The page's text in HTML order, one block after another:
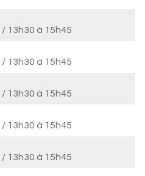
/ 13h30 à 15h45
/ 13h30 à 15h45
/ 13h30 à 15h45
/ 13h30 à 15h45
/ 13h30 à 15h45